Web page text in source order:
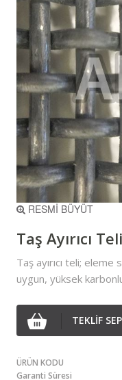
RESMİ BÜYÜT
Taş Ayırıcı Teli
Taş ayırıcı teli;
uygun, yüksek
TEKLİF
ÜRÜN KODU
Garanti Süresi